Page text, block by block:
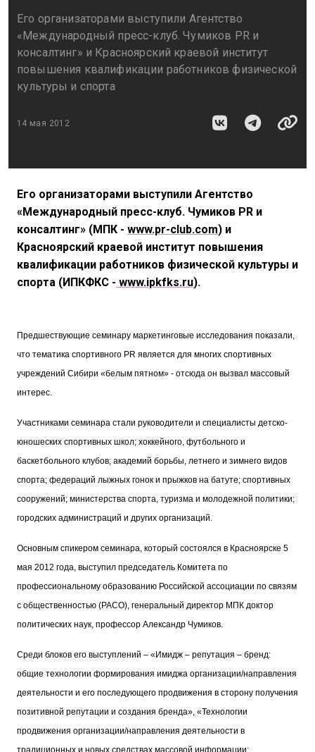
Его организаторами выступили Агентство
«Международный пресс-клуб. Чумиков PR и
консалтинг» и Красноярский краевой институт
повышения квалификации работников физической
культуры и спорта
14 мая 2012
Его организаторами выступили Агентство
«Международный пресс-клуб. Чумиков PR и
консалтинг» (МПК - www.pr-club.com) и
Красноярский краевой институт повышения
квалификации работников физической культуры и
спорта (ИПКФКС - www.ipkfks.ru).
Предшествующие семинару маркетинговые исследования показали,
что тематика спортивного PR является для многих спортивных
учреждений Сибири «белым пятном» - отсюда он вызвал массовый
интерес.
Участниками семинара стали руководители и специалисты детско-
юношеских спортивных школ; хоккейного, футбольного и
баскетбольного клубов; академий борьбы, летнего и зимнего видов
спорта; федераций лыжных гонок и прыжков на батуте; спортивных
сооружений; министерства спорта, туризма и молодежной политики;
городских администраций и других организаций.
Основным спикером семинара, который состоялся в Красноярске 5
мая 2012 года, выступил председатель Комитета по
профессиональному образованию Российской ассоциации по связям
с общественностью (РАСО), генеральный директор МПК доктор
политических наук, профессор Александр Чумиков.
Среди блоков его выступлений – «Имидж – репутация – бренд:
общие технологии формирования имиджа организации/направления
деятельности и его последующего продвижения в сторону получения
позитивной репутации и создания бренда», «Технологии
продвижения организации/направления деятельности в
традиционных и новых средствах массовой информации: